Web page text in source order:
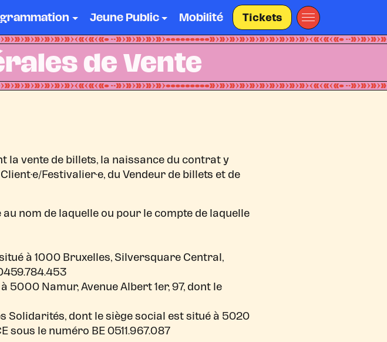
Jeune Public Mobilité Tickets
de Vente
la vente de billets, la naissance du contrat y
Festivalier·e, du Vendeur de billets et de
nom de laquelle ou pour le compte de laquelle
à 1000 Bruxelles, Silversquare Central,
5000 Namur, Avenue Albert 1er, 97, dont le
Solidarités, dont le siège social est situé à 5020
sous le numéro BE 0511.967.087